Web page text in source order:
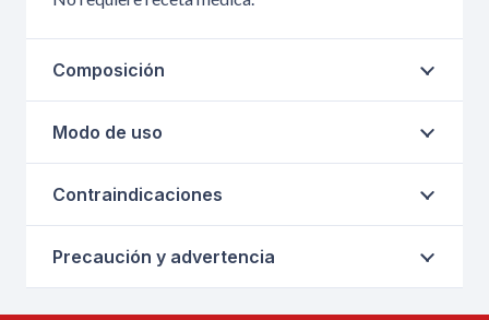
Composición
Modo de uso
Contraindicaciones
Precaución y advertencia